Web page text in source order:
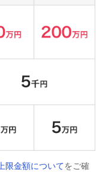
限金額についてをご確